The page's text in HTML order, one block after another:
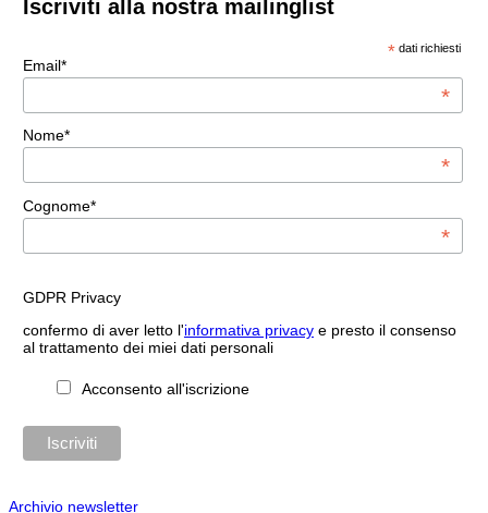
Iscriviti alla nostra mailinglist
* dati richiesti
Email*
*
Nome*
*
Cognome*
*
GDPR Privacy
confermo di aver letto l'informativa privacye presto il consenso
al trattamento dei miei dati personali
Acconsento all'iscrizione
Archivio newsletter